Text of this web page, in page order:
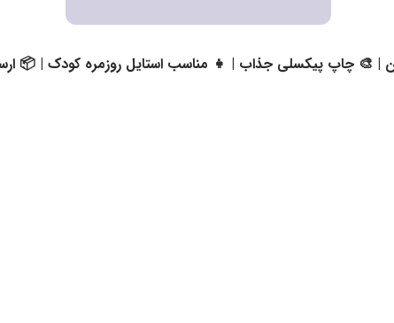
| 🎨 چاپ پیکسلی جذاب | 👧 مناسب استایل روزمره کودک | 📦